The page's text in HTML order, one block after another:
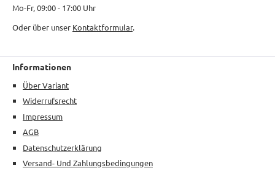
Mo-Fr, 09:00 - 17:00 Uhr
Oder über unser Kontaktformular.
Informationen
Über Variant
Widerrufsrecht
Impressum
AGB
Datenschutzerklärung
Versand- Und Zahlungsbedingungen